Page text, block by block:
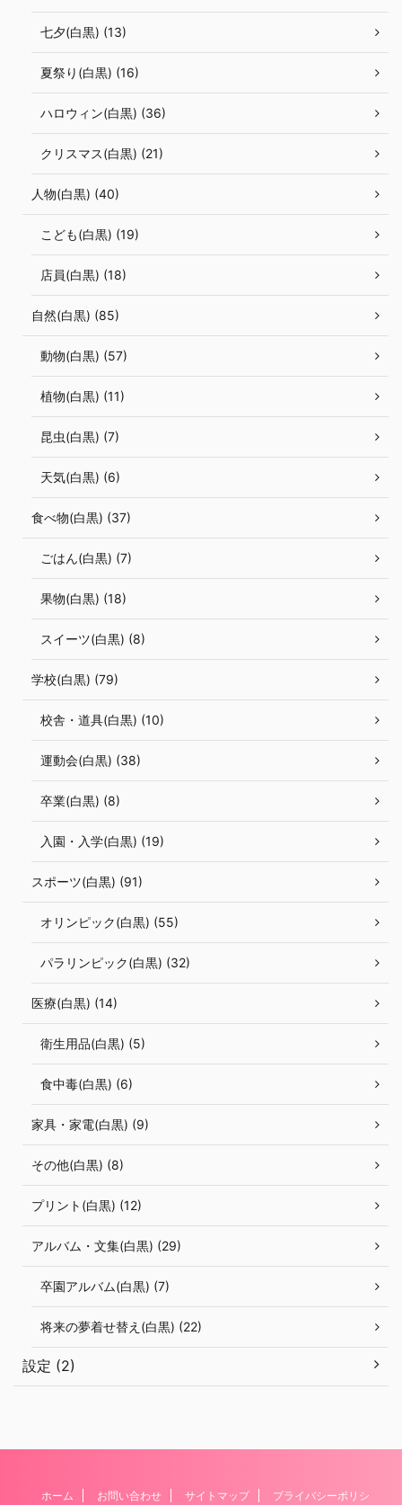
七夕(白黒) (13)
夏祭り(白黒) (16)
ハロウィン(白黒) (36)
クリスマス(白黒) (21)
人物(白黒) (40)
こども(白黒) (19)
店員(白黒) (18)
自然(白黒) (85)
動物(白黒) (57)
植物(白黒) (11)
昆虫(白黒) (7)
天気(白黒) (6)
食べ物(白黒) (37)
ごはん(白黒) (7)
果物(白黒) (18)
スイーツ(白黒) (8)
学校(白黒) (79)
校舎・道具(白黒) (10)
運動会(白黒) (38)
卒業(白黒) (8)
入園・入学(白黒) (19)
スポーツ(白黒) (91)
オリンピック(白黒) (55)
パラリンピック(白黒) (32)
医療(白黒) (14)
衛生用品(白黒) (5)
食中毒(白黒) (6)
家具・家電(白黒) (9)
その他(白黒) (8)
プリント(白黒) (12)
アルバム・文集(白黒) (29)
卒園アルバム(白黒) (7)
将来の夢着せ替え(白黒) (22)
設定 (2)
ホーム お問い合わせ サイトマップ プライバシーポリシ